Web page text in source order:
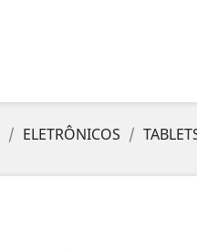
ELETRÔNICOS